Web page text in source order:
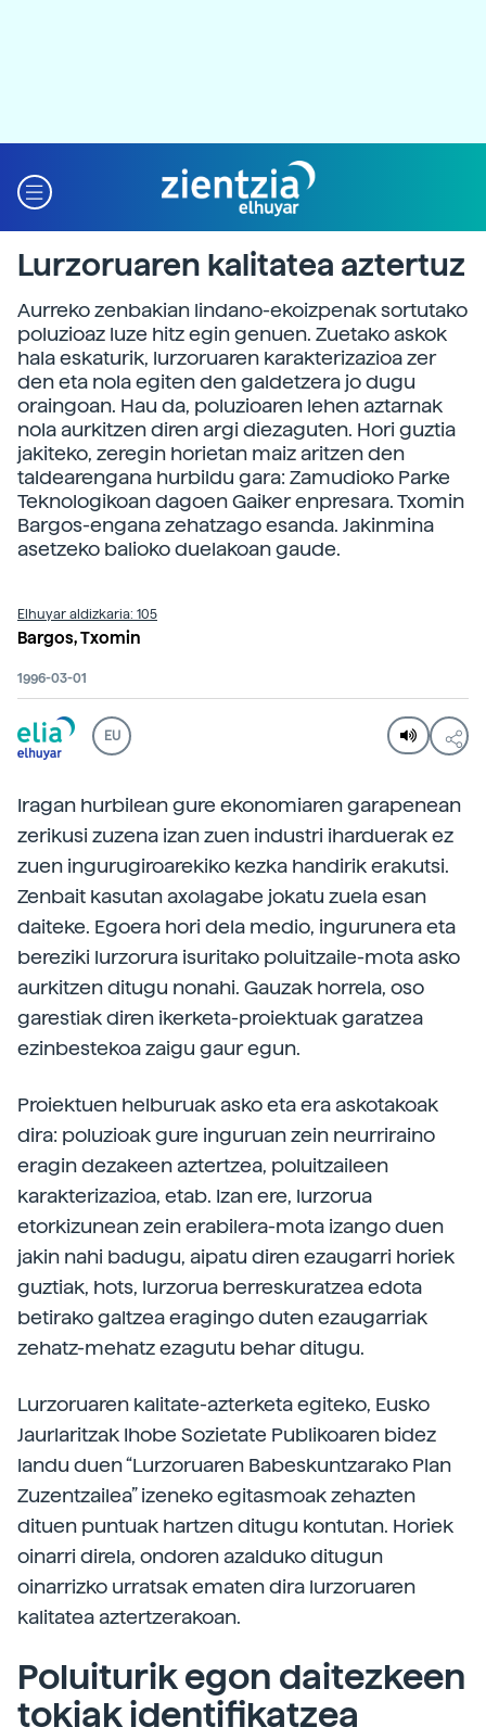
Lurzoruaren kalitatea aztertuz
Aurreko zenbakian lindano-ekoizpenak sortutako
poluzioaz luze hitz egin genuen. Zuetako askok
hala eskaturik, lurzoruaren karakterizazioa zer
den eta nola egiten den galdetzera jo dugu
oraingoan. Hau da, poluzioaren lehen aztarnak
nola aurkitzen diren argi diezaguten. Hori guztia
jakiteko, zeregin horietan maiz aritzen den
taldearengana hurbildu gara: Zamudioko Parke
Teknologikoan dagoen Gaiker enpresara. Txomin
Bargos-engana zehatzago esanda. Jakinmina
asetzeko balioko duelakoan gaude.
Elhuyar aldizkaria: 105
Bargos, Txomin
1996-03-01
EU
Iragan hurbilean gure ekonomiaren garapenean
zerikusi zuzena izan zuen industri iharduerak ez
zuen ingurugiroarekiko kezka handirik erakutsi.
Zenbait kasutan axolagabe jokatu zuela esan
daiteke. Egoera hori dela medio, ingurunera eta
bereziki lurzorura isuritako poluitzaile-mota asko
aurkitzen ditugu nonahi. Gauzak horrela, oso
garestiak diren ikerketa-proiektuak garatzea
ezinbestekoa zaigu gaur egun.
Proiektuen helburuak asko eta era askotakoak
dira: poluzioak gure inguruan zein neurriraino
eragin dezakeen aztertzea, poluitzaileen
karakterizazioa, etab. Izan ere, lurzorua
etorkizunean zein erabilera-mota izango duen
jakin nahi badugu, aipatu diren ezaugarri horiek
guztiak, hots, lurzorua berreskuratzea edota
betirako galtzea eragingo duten ezaugarriak
zehatz-mehatz ezagutu behar ditugu.
Lurzoruaren kalitate-azterketa egiteko, Eusko
Jaurlaritzak Ihobe Sozietate Publikoaren bidez
landu duen “Lurzoruaren Babeskuntzarako Plan
Zuzentzailea” izeneko egitasmoak zehazten
dituen puntuak hartzen ditugu kontutan. Horiek
oinarri direla, ondoren azalduko ditugun
oinarrizko urratsak ematen dira lurzoruaren
kalitatea aztertzerakoan.
Poluiturik egon daitezkeen
tokiak identifikatzea